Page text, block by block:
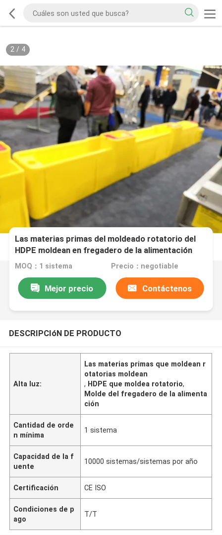
2/ 4
Las materias primas del moldeado rotatorio del
HDPE moldean en fregadero de la alimentación
MOQ：1 sistema Precio：negotiable
Mejor precio Contáctenos
DESCRIPCIóN DE PRODUCTO
Alta luz:
Las materias primas que moldean r
otatorias moldean
, HDPE que moldea rotatorio,
Molde del fregadero de la alimenta
ción
Cantidad de orde
n mínima
1 sistema
Capacidad de la f
uente
10000 sistemas/sistemas por año
Certificación CE ISO
Condiciones de p
ago
T/T